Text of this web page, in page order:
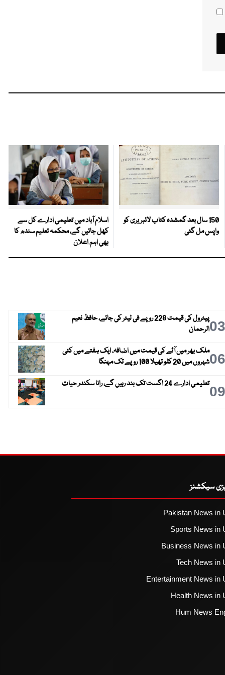
150 سال بعد گمشدہ کتاب لائبریری کو
واپس مل گئی
اسلام آباد میں تعلیمی ادارے کل سے
کھل جائیں گے، محکمہ تعلیم سندھ کا
بھی اہم اعلان
03
پیٹرول کی قیمت 228 روپے فی لیٹر کی جائے، حافظ نعیم
الرحمان
06ملک بھر میں آٹے کی قیمت میں اضافہ، ایک ہفتے میں کئی
شہروں میں 20 کلو تھیلا 100 روپے تک مہنگا
09تعلیمی ادارے 24 اگست تک بند رہیں گے، رانا سکندر حیات
سیکشنز
Pakistan News in
Sports News in
Business News in
Tech News in
Entertainment News in
Health News in
Hum News